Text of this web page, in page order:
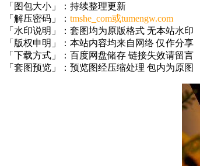
「图包大小」：持续整理更新
「解压密码」： tmshe_com或tumengw.com
「水印说明」：套图均为原版格式 无本站水印
「版权申明」：本站内容均来自网络 仅作分享
「下载方式」：百度网盘储存 链接失效请留言
「套图预览」：预览图经压缩处理 包内为原图